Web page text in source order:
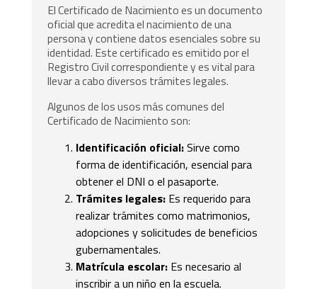
El Certificado de Nacimiento es un documento
oficial que acredita el nacimiento de una
persona y contiene datos esenciales sobre su
identidad. Este certificado es emitido por el
Registro Civil correspondiente y es vital para
llevar a cabo diversos trámites legales.
Algunos de los usos más comunes del
Certificado de Nacimiento son:
Identificación oficial:Sirve como
forma de identificación, esencial para
obtener el DNI o el pasaporte.
Trámites legales: Es requerido para
realizar trámites como matrimonios,
adopciones y solicitudes de beneficios
gubernamentales.
Matrícula escolar: Es necesario al
inscribir a un niño en la escuela.